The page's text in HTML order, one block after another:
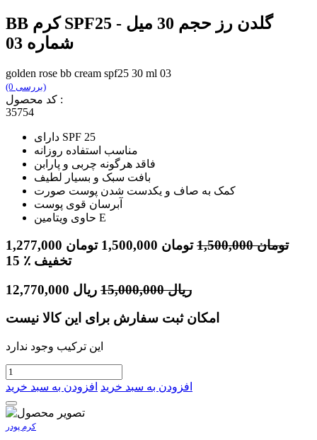
BB کرم SPF25 گلدن رز حجم 30 میل -
شماره 03
golden rose bb cream spf25 30 ml 03
(0 بررسی)
کد محصول :
35754
دارای SPF 25
مناسب استفاده روزانه
فاقد هرگونه چربی و پارابن
بافت سبک و بسیار لطیف
کمک به صاف و یکدست شدن پوست صورت
آبرسان قوی پوست
حاوی ویتامین E
1,277,000 تومان 1,500,000 تومان 1,500,000 تومان
15
٪ تخفیف
12,770,000 ریال 15,000,000 ریال
امکان ثبت سفارش برای این کالا نیست
این ترکیب وجود ندارد
افزودن به سبد خرید افزودن به سبد خرید
کرم پودر